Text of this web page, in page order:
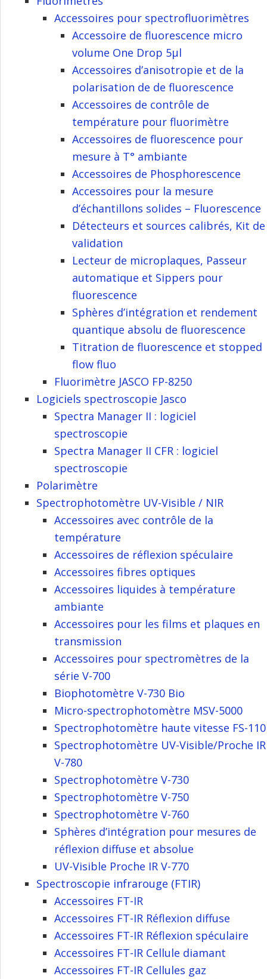
Accessoires pour spectrofluorimètres
Accessoire de fluorescence micro
volume One Drop 5µl
Accessoires d’anisotropie et de la
polarisation de de fluorescence
Accessoires de contrôle de
température pour fluorimètre
Accessoires de fluorescence pour
mesure à T° ambiante
Accessoires de Phosphorescence
Accessoires pour la mesure
d’échantillons solides – Fluorescence
Détecteurs et sources calibrés, Kit de
validation
Lecteur de microplaques, Passeur
automatique et Sippers pour
fluorescence
Sphères d’intégration et rendement
quantique absolu de fluorescence
Titration de fluorescence et stopped
flow fluo
Fluorimètre JASCO FP-8250
Logiciels spectroscopie Jasco
Spectra Manager II : logiciel
spectroscopie
Spectra Manager II CFR : logiciel
spectroscopie
Polarimètre
Spectrophotomètre UV-Visible / NIR
Accessoires avec contrôle de la
température
Accessoires de réflexion spéculaire
Accessoires fibres optiques
Accessoires liquides à température
ambiante
Accessoires pour les films et plaques en
transmission
Accessoires pour spectromètres de la
série V-700
Biophotomètre V-730 Bio
Micro-spectrophotomètre MSV-5000
Spectrophotomètre haute vitesse FS-110
Spectrophotomètre UV-Visible/Proche IR
V-780
Spectrophotomètre V-730
Spectrophotomètre V-750
Spectrophotomètre V-760
Sphères d’intégration pour mesures de
réflexion diffuse et absolue
UV-Visible Proche IR V-770
Spectroscopie infrarouge (FTIR)
Accessoires FT-IR
Accessoires FT-IR Réflexion diffuse
Accessoires FT-IR Réflexion spéculaire
Accessoires FT-IR Cellule diamant
Accessoires FT-IR Cellules gaz